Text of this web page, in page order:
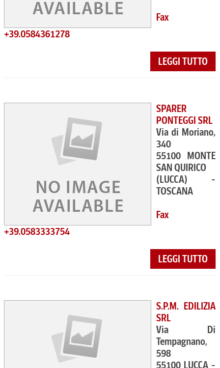
Fax
+39.0584361278
LEGGI TUTTO
SPARER
PONTEGGI SRL
Via di Moriano,
340
55100 MONTE
SAN QUIRICO
(LUCCA) -
TOSCANA
Fax
+39.0583333754
LEGGI TUTTO
S.P.M. EDILIZIA
SRL
Via Di
Tempagnano,
598
55100 LUCCA -